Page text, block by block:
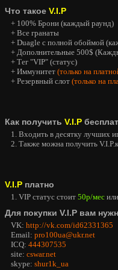
Что такое V.I.P
+ 100% Брони (каждый раунд)
+ Все гранаты
+ Duagle с полной обоймой
+ Дополнительные 500$
+ Тег "VIP" (статус)
+ Иммунитет (только на
+ Резервный слот (только на
Как получить V.I.P
1. Входить в десятку лучших
2. Также можна получить
V.I.P платно
1. VIP статус стоит 50р/мес
Для покупки V.I.P вам
VK: http://vk.com/id62331365
Email: pro100ua@ukr.net
ICQ: 444307535
site: cswar.net
skype: shur1k_ua